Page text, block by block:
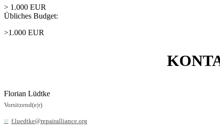
> 1.000 EUR
Übliches Budget:
>1.000 EUR
Florian Lüdtke
Vorsitzend(e|r)
f.luedtke@repairalliance.org